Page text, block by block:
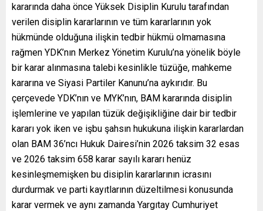
kararında daha önce Yüksek Disiplin Kurulu tarafından
verilen disiplin kararlarının ve tüm kararlarının yok
hükmünde olduğuna ilişkin tedbir hükmü olmamasına
rağmen YDK’nın Merkez Yönetim Kurulu’na yönelik böyle
bir karar alınmasına talebi kesinlikle tüzüğe, mahkeme
kararına ve Siyasi Partiler Kanunu’na aykırıdır. Bu
çerçevede YDK’nın ve MYK’nın, BAM kararında disiplin
işlemlerine ve yapılan tüzük değişikliğine dair bir tedbir
kararı yok iken ve işbu şahsın hukukuna ilişkin kararlardan
olan BAM 36’ncı Hukuk Dairesi’nin 2026 taksim 32 esas
ve 2026 taksim 658 karar sayılı kararı henüz
kesinleşmemişken bu disiplin kararlarının icrasını
durdurmak ve parti kayıtlarının düzeltilmesi konusunda
karar vermek ve aynı zamanda Yargıtay Cumhuriyet